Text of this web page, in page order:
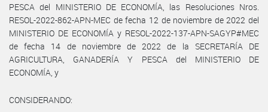
PESCA del MINISTERIO DE ECONOMÍA, las Resoluciones Nros.
RESOL-2022-862-APN-MEC de fecha 12 de noviembre de 2022 del
MINISTERIO DE ECONOMÍA y RESOL-2022-137-APN-SAGYP#MEC
de fecha 14 de noviembre de 2022 de la SECRETARÍA DE
AGRICULTURA, GANADERÍA Y PESCA del MINISTERIO DE
ECONOMÍA, y
CONSIDERANDO: